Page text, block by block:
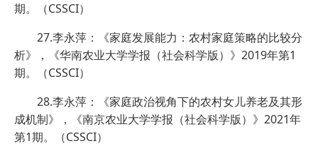
期。（CSSCI）
27.李永萍：《家庭发展能力：农村家庭策略的比较分
析》，《华南农业大学学报（社会科学版）》2019年第1
期。（CSSCI）
28.李永萍：《家庭政治视角下的农村女儿养老及其形
成机制》，《南京农业大学学报（社会科学版）》2021年
第1期。（CSSCI）